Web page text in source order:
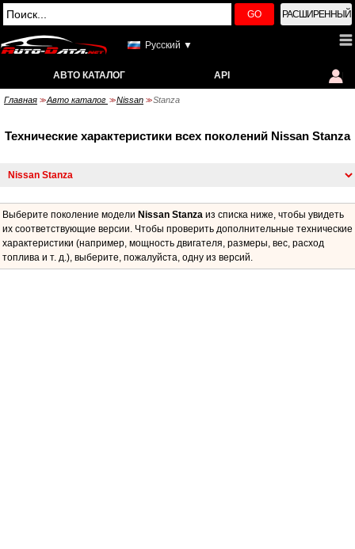
GO РАСШИРЕННЫЙ
Русский ▼
АВТО КАТАЛОГ API
Главная >> Авто каталог >> Nissan >> Stanza
Технические характеристики всех поколений Nissan Stanza
Выберите поколение модели Nissan Stanza из списка ниже, чтобы увидеть
их соответствующие версии. Чтобы проверить дополнительные технические
характеристики (например, мощность двигателя, размеры, вес, расход
топлива и т. д.), выберите, пожалуйста, одну из версий.